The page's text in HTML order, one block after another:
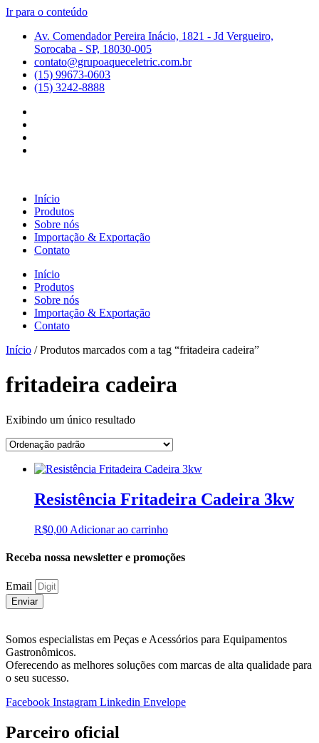
Ir para o conteúdo
Av. Comendador Pereira Inácio, 1821 - Jd Vergueiro,
Sorocaba - SP, 18030-005
contato@grupoaqueceletric.com.br
(15) 99673-0603
(15) 3242-8888
Início
Produtos
Sobre nós
Importação & Exportação
Contato
Início
Produtos
Sobre nós
Importação & Exportação
Contato
Início / Produtos marcados com a tag “fritadeira cadeira”
fritadeira cadeira
Exibindo um único resultado
Resistência Fritadeira Cadeira 3kw
R$0,00 Adicionar ao carrinho
Receba nossa newsletter e promoções
Email
Enviar
Somos especialistas em Peças e Acessórios para Equipamentos
Gastronômicos.
Oferecendo as melhores soluções com marcas de alta qualidade para
o seu sucesso.
Facebook Instagram Linkedin Envelope
Parceiro oficial